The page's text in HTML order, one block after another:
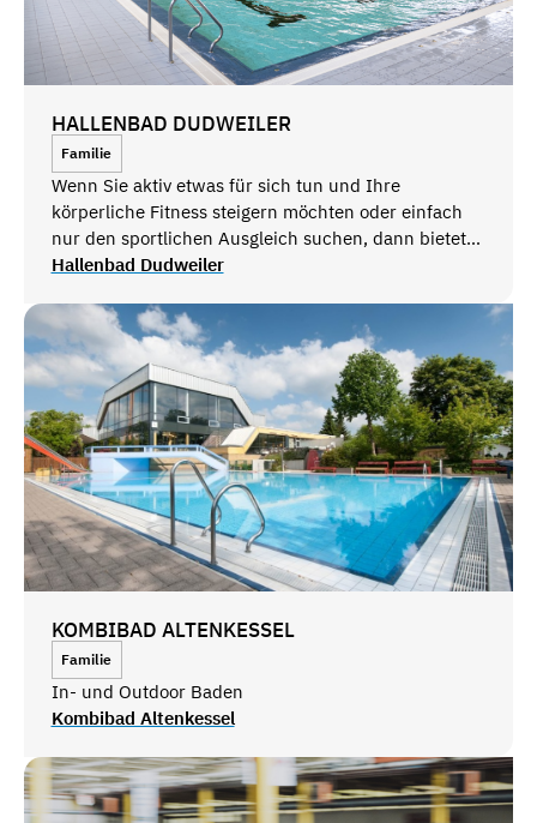
HALLENBAD DUDWEILER
Familie
Wenn Sie aktiv etwas für sich tun und Ihre
körperliche Fitness steigern möchten oder einfach
nur den sportlichen Ausgleich suchen, dann bietet
Ihnen die Sport-Schwimmhalle in Dudweiler mit
Hallenbad Dudweiler
KOMBIBAD ALTENKESSEL
Familie
In- und Outdoor Baden
Kombibad Altenkessel